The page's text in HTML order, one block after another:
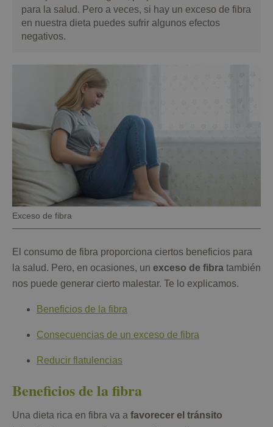
para la salud. Pero a veces, si hay un exceso de fibra
en nuestra dieta puedes sufrir algunos efectos
negativos.
Pie
de
Exceso de fibra
El consumo de fibra proporciona ciertos beneficios para
la salud. Pero, en ocasiones, un exceso de fibra también
nos puede generar cierto malestar. Te lo explicamos.
Beneficios de la fibra
Consecuencias de un exceso de fibra
Reducir flatulencias
Beneficios de la fibra
Una dieta rica en fibra va a favorecer el tránsito